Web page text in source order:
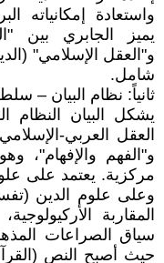
واستعادة إمكانياته
يميز الجابري بين
و"العقل الإسلامي"
شامل.
ثانياً: نظام البيان –
يشكل البيان النظام
العقل العربي-
و"الفهم والإفهام"،
مركزية. يعتمد على
وعلى علوم الدين
المقاربة
سياق الصراعات
حيث أصبح النص